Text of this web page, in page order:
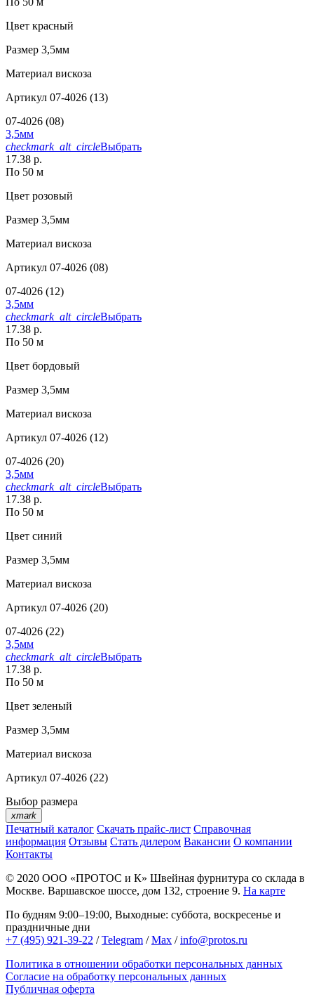
Цвет красный
Размер 3,5мм
Материал вискоза
Артикул 07-4026 (13)
07-4026 (08)
3,5мм
checkmark_alt_circleВыбрать
17.38 р.
По 50 м
Цвет розовый
Размер 3,5мм
Материал вискоза
Артикул 07-4026 (08)
07-4026 (12)
3,5мм
checkmark_alt_circleВыбрать
17.38 р.
По 50 м
Цвет бордовый
Размер 3,5мм
Материал вискоза
Артикул 07-4026 (12)
07-4026 (20)
3,5мм
checkmark_alt_circleВыбрать
17.38 р.
По 50 м
Цвет синий
Размер 3,5мм
Материал вискоза
Артикул 07-4026 (20)
07-4026 (22)
3,5мм
checkmark_alt_circleВыбрать
17.38 р.
По 50 м
Цвет зеленый
Размер 3,5мм
Материал вискоза
Артикул 07-4026 (22)
Выбор размера
xmark
Печатный каталог Скачать прайс-лист Справочная
информация Отзывы Стать дилером Вакансии О компании
Контакты
© 2020 ООО «ПРОТОС и К» Швейная фурнитура со склада в
Москве. Варшавское шоссе, дом 132, строение 9. На карте
По будням 9:00–19:00, Выходные: суббота, воскресенье и
праздничные дни
+7 (495) 921-39-22 /Telegram /Max /info@protos.ru
Политика в отношении обработки персональных данных
Согласие на обработку персональных данных
Публичная оферта